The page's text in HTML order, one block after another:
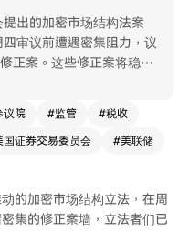
出的加密市场结构法案
四审议前遭遇密集阻力，议
正案。这些修正案将稳定
伦一人就提交了40多项修
储向加密公司提供主账户
杰克·里德提出的修正案
产进入支付和公共领域使
会主
议院 #监管 #税收
国证券交易委员会 #美联储
的加密市场结构立法，在周
集的修正案墙，立法者们已